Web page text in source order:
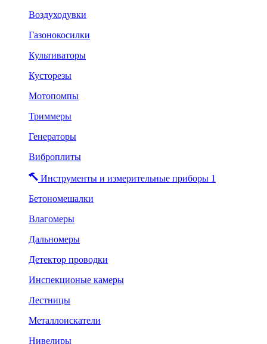
Воздуходувки
Газонокосилки
Культиваторы
Кусторезы
Мотопомпы
Триммеры
Генераторы
Виброплиты
Инструменты и измерительные приборы 1
Бетономешалки
Влагомеры
Дальномеры
Детектор проводки
Инспекционые камеры
Лестницы
Металлоискатели
Нивелиры